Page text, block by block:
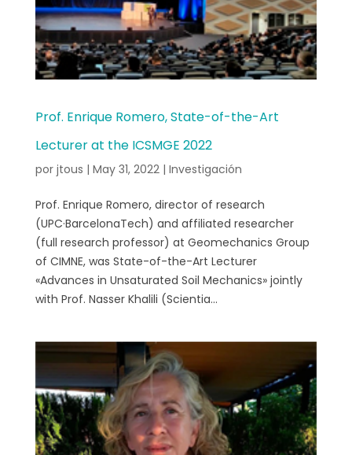
Prof. Enrique Romero, State-of-the-Art
Lecturer at the ICSMGE 2022
por jtous | May 31, 2022| Investigación
Prof. Enrique Romero, director of research
(UPC·BarcelonaTech) and affiliated researcher
(full research professor) at Geomechanics Group
of CIMNE, was State-of-the-Art Lecturer
«Advances in Unsaturated Soil Mechanics» jointly
with Prof. Nasser Khalili (Scientia...